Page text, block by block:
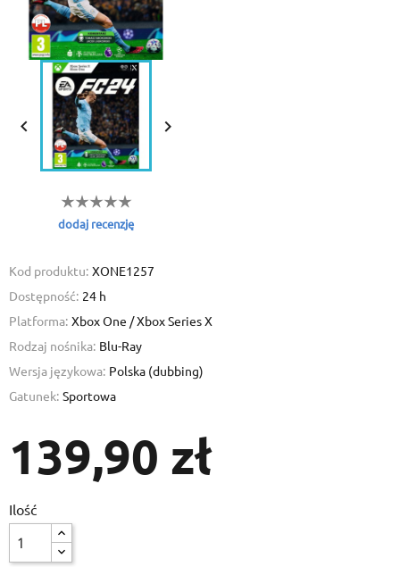
 
dodaj recenzję
Kod produktu: XONE1257
Dostępność: 24 h
Platforma: Xbox One / Xbox Series X
Rodzaj nośnika: Blu-Ray
Wersja językowa: Polska (dubbing)
Gatunek: Sportowa
139,90 zł
Ilość